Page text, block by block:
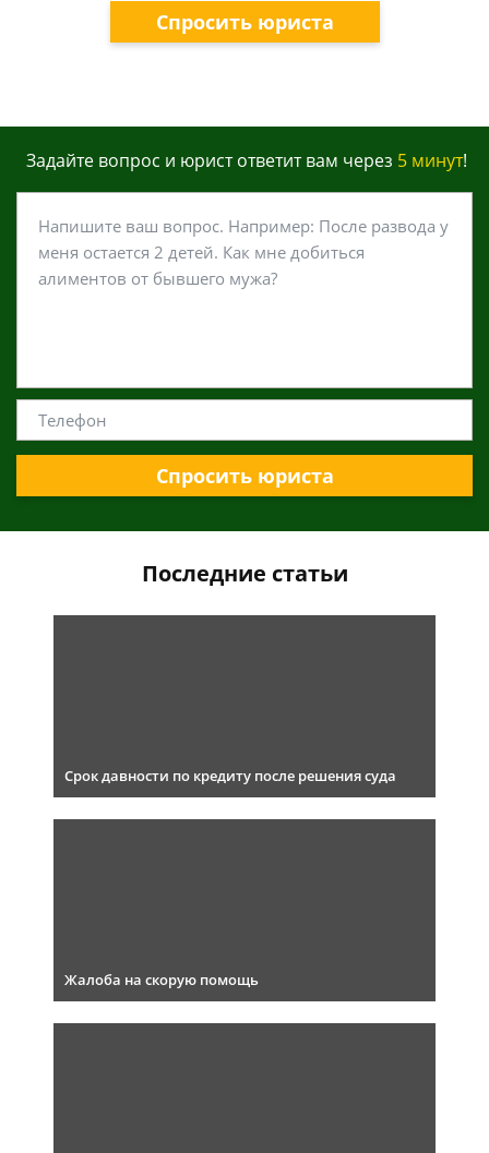
Спросить юриста
Задайте вопрос и юрист ответит вам через 5 минут!
Спросить юриста
Последние статьи
Срок давности по кредиту после решения суда
Жалоба на скорую помощь